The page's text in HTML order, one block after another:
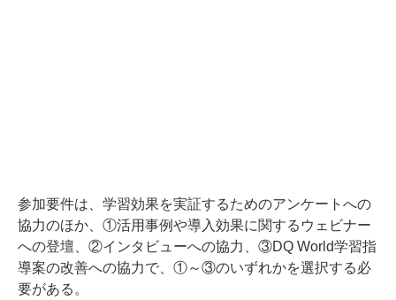
参加要件は、学習効果を実証するためのアンケートへの
協力のほか、①活用事例や導入効果に関するウェビナー
への登壇、②インタビューへの協力、③DQ World学習指
導案の改善への協力で、①～③のいずれかを選択する必
要がある。